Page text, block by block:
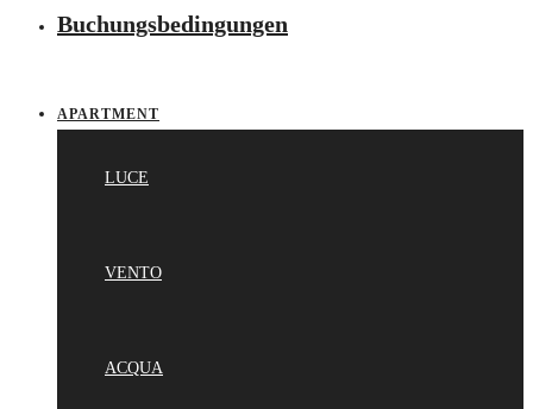
Buchungsbedingungen
APARTMENT
LUCE
VENTO
ACQUA